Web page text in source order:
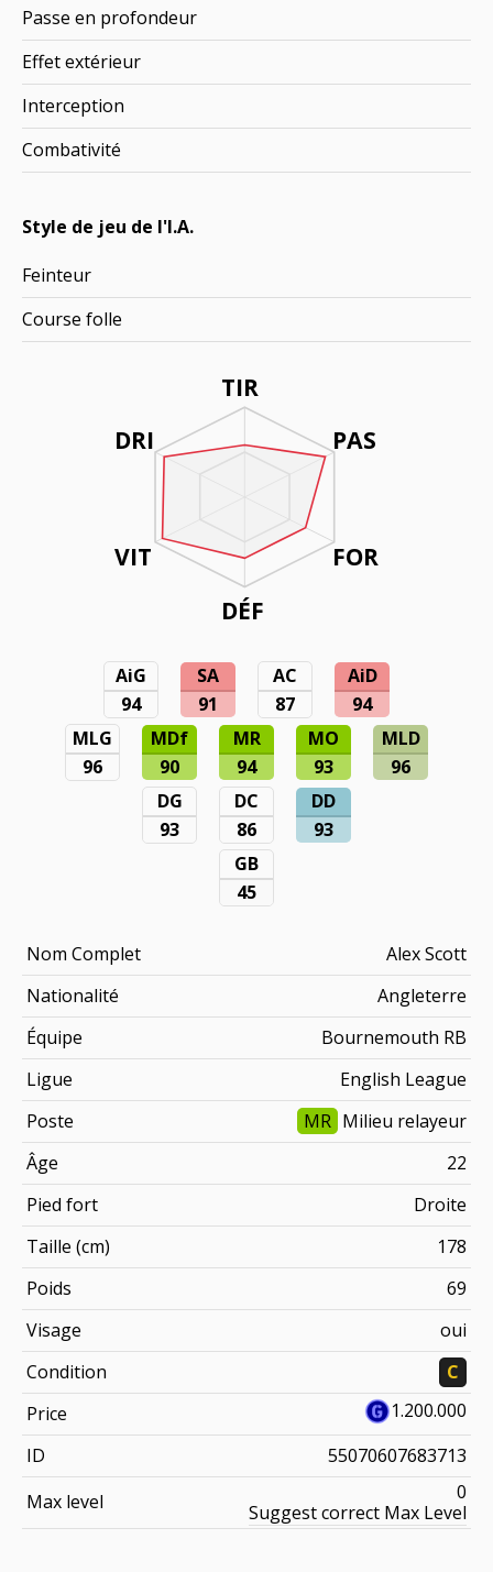
TIR
PAS
FOR
DÉF
DRI
VIT
AiG
94
SA
91
AC
87
AiD
94
MLG
96
MDf
90
MR
94
MO
93
MLD
96
DG
93
DC
86
DD
93
GB
45
Nom Complet
Alex Scott
Nationalité
Angleterre
Équipe
Bournemouth RB
Ligue
English League
Poste
MR Milieu relayeur
Âge
22
Pied fort
Droite
Taille (cm)
178
Poids
69
Visage
oui
Condition
C
Price
1.200.000
ID
55070607683713
Max level
0
Suggest correct Max Level
Passe en profondeur
Effet extérieur
Interception
Combativité
Style de jeu de l'I.A.
Feinteur
Course folle